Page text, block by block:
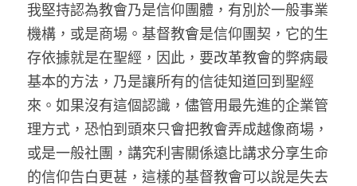
我堅持認為教會乃是信仰團體，有別於一般事業
機構，或是商場。基督教會是信仰團契，它的生
存依據就是在聖經，因此，要改革教會的弊病最
基本的方法，乃是讓所有的信徒知道回到聖經
來。如果沒有這個認識，儘管用最先進的企業管
理方式，恐怕到頭來只會把教會弄成越像商場，
或是一般社團，講究利害關係遠比講求分享生命
的信仰告白更甚，這樣的基督教會可以說是失去